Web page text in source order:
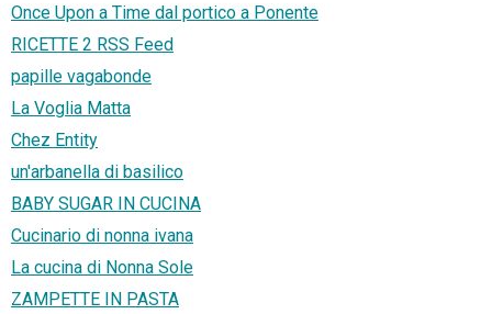
Once Upon a Time dal portico a Ponente
RICETTE 2 RSS Feed
papille vagabonde
La Voglia Matta
Chez Entity
un'arbanella di basilico
BABY SUGAR IN CUCINA
Cucinario di nonna ivana
La cucina di Nonna Sole
ZAMPETTE IN PASTA